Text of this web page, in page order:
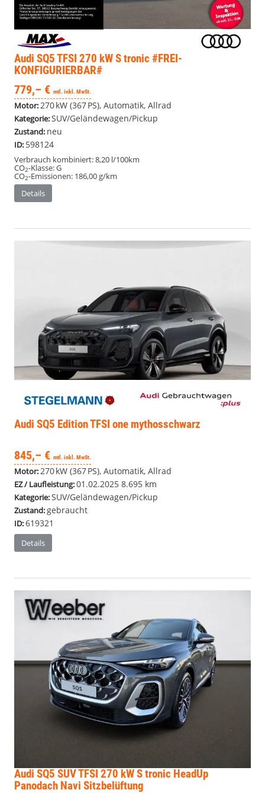
Audi SQ5TFSI 270 kW S tronic #FREI-
KONFIGURIERBAR#
779,– € mtl. inkl. MwSt.
Motor: 270 kW (367 PS), Automatik, Allrad
Kategorie:SUV/Geländewagen/Pickup
Zustand: neu
ID: 598124
Verbrauch kombiniert:8,20 l/100km
CO2-Klasse:G
CO2-Emissionen: 186,00 g/km
Details
Audi SQ5 Edition TFSI one mythosschwarz
845,– € mtl. inkl. MwSt.
Motor: 270 kW (367 PS), Automatik, Allrad
EZ / Laufleistung:01.02.2025 8.695 km
Kategorie:SUV/Geländewagen/Pickup
Zustand: gebraucht
ID:619321
Details
Audi SQ5 SUV TFSI 270 kW S tronic HeadUp
Panodach Navi Sitzbelüftung